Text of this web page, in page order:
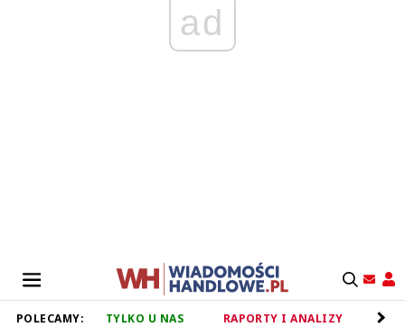
ad
POLECAMY: TYLKO U NAS RAPORTY I ANALIZY